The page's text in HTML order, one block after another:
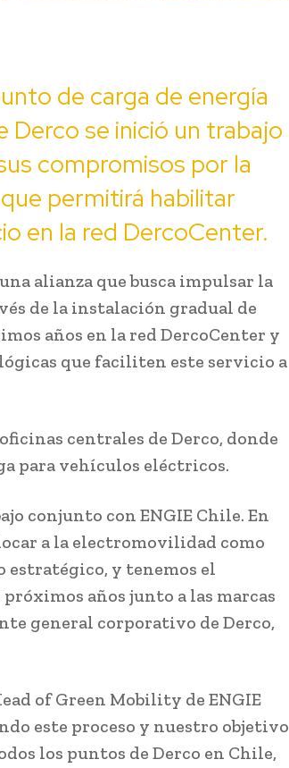
de carga de energía
Derco se inició un trabajo
compromisos por la
permitirá habilitar
en la red DercoCenter.
alianza que busca impulsar la
de la instalación gradual de
años en la red DercoCenter y
que faciliten este servicio a
centrales de Derco, donde
para vehículos eléctricos.
conjunto con ENGIE Chile. En
a la electromovilidad como
estratégico, y tenemos el
años junto a las marcas
general corporativo de Derco,
of Green Mobility de ENGIE
este proceso y nuestro objetivo
los puntos de Derco en Chile,